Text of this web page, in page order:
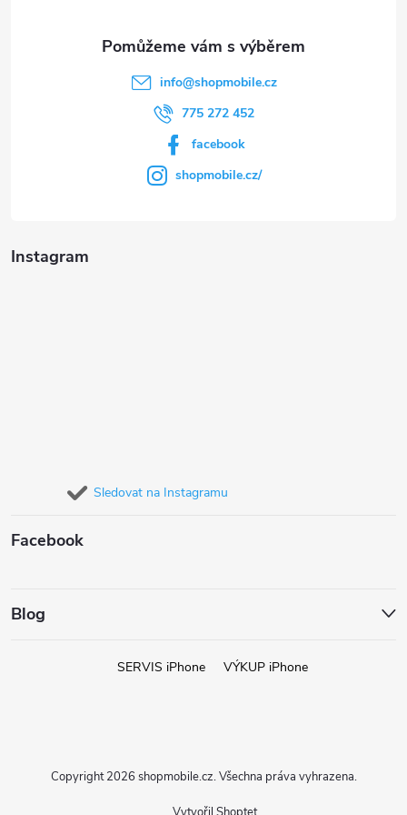
info@shopmobile.cz
775 272 452
facebook
shopmobile.cz/
Instagram
Sledovat na Instagramu
Facebook
Blog
SERVIS iPhone VÝKUP iPhone
Copyright 2026 shopmobile.cz. Všechna práva vyhrazena.